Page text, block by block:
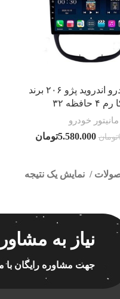
مانیتورخودرو اندروید پژو ۲۰۶ برند
حافظه ۳۲
مانیتور خودرو
تومان 5.580.000تومان
نمایش یک نتیجه
محصولات فروش فقط نیاز به
جهت مشاوره رایگان با